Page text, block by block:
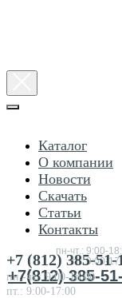
Консультация
пн-чт.: 9:00-
пт.:9:00-
+7(812) 385-
Каталог
О компании
Новости
Скачать
Статьи
Контакты
+7 (812) 385-51-
пн.-чт.: 9:00-18:00
пт.: 9:00-17:00